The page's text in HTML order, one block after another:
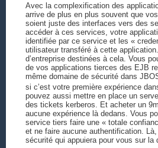
Avec la complexification des
arrive de plus en plus souvent que
soient juste des interfaces vers des
accéder à ces services, votre
identifiée par ce service et les «
utilisateur transféré à cette
d’entreprise destinées à cela. Vous
de vos applications tierces des EJB
même domaine de sécurité dans
si c’est votre première expérience
pouvez aussi mettre en place un
des tickets kerberos. Et acheter un
aucune expérience là dedans. Vous
service tiers faire une « totale
et ne faire aucune authentification.
sécurité qui appuiera pour vous sur la